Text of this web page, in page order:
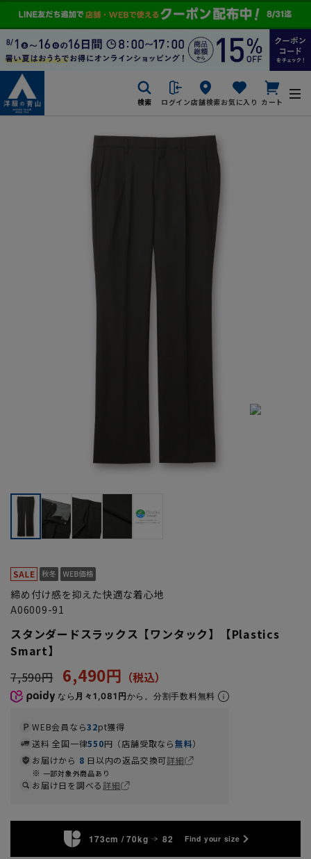
検索 ログイン店舗検索お気に入り カート
締め付け感を抑えた快適な着心地
A06009-91
スタンダードスラックス【ワンタック】【Plastics
Smart】
7,590円 6,490円
なら 月々1,081円から。分割手数料無料
WEB会員なら32pt獲得
送料 全国一律550円（店舗受取なら無料）
お届けから 8 日以内の返品交換可詳細
一部対象外商品あり
お届け日を調べる詳細
173cm / 70kg 82 Find your size